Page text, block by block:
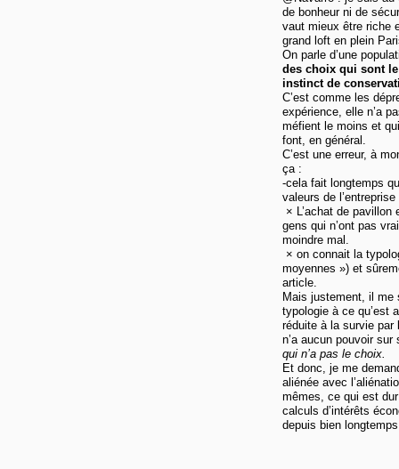
de bonheur ni de
vaut mieux être riche
grand loft en plein
On parle d’une
des choix qui sont
instinct de
C’est comme les
expérience, elle n’a
méfient le moins et
font, en général.
C’est une erreur, à
ça :
-cela fait longtemps
valeurs de
× L’achat de
gens qui n’ont pas
moindre mal.
× on connait la
moyennes ») et
article.
Mais justement, il me
typologie à ce qu’est
réduite à la survie par
n’a aucun pouvoir
qui n’a pas le choix.
Et donc, je me
aliénée avec
mêmes, ce qui est
calculs d’intérêts
depuis bien